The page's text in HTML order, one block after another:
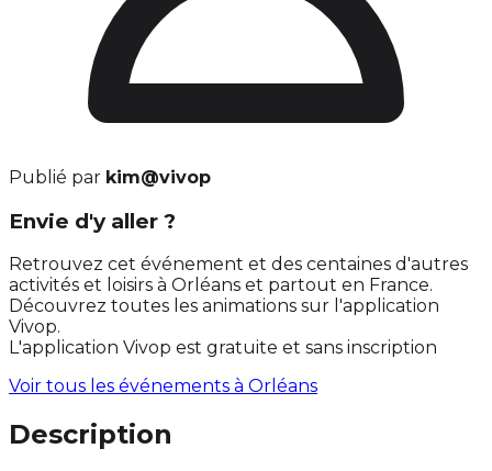
Publié par kim@vivop
Envie d'y aller ?
Retrouvez cet événement et des centaines d'autres
activités et loisirs à Orléans et partout en France.
Découvrez toutes les animations sur l'application
Vivop.
L'application Vivop est gratuite et sans inscription
Voir tous les événements à Orléans
Description